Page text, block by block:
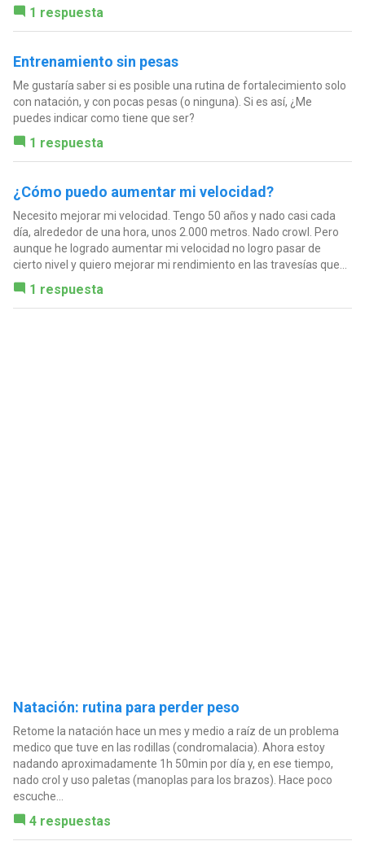
1 respuesta
Entrenamiento sin pesas
Me gustaría saber si es posible una rutina de fortalecimiento solo
con natación, y con pocas pesas (o ninguna). Si es así, ¿Me
puedes indicar como tiene que ser?
1 respuesta
¿Cómo puedo aumentar mi velocidad?
Necesito mejorar mi velocidad. Tengo 50 años y nado casi cada
día, alrededor de una hora, unos 2.000 metros. Nado crowl. Pero
aunque he logrado aumentar mi velocidad no logro pasar de
cierto nivel y quiero mejorar mi rendimiento en las travesías que...
1 respuesta
Natación: rutina para perder peso
Retome la natación hace un mes y medio a raíz de un problema
medico que tuve en las rodillas (condromalacia). Ahora estoy
nadando aproximadamente 1h 50min por día y, en ese tiempo,
nado crol y uso paletas (manoplas para los brazos). Hace poco
escuche...
4 respuestas